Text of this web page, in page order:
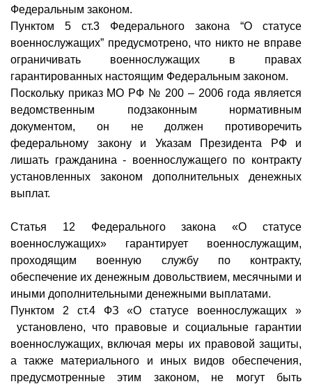
Федеральным законом.
Пунктом 5 ст.3 Федерального закона “О статусе
военнослужащих” предусмотрено, что никто не вправе
ограничивать военнослужащих в правах
гарантированных настоящим Федеральным законом.
Поскольку приказ МО РФ № 200 – 2006 года является
ведомственным подзаконным нормативным
документом, он не должен противоречить
федеральному закону и Указам Президента РФ и
лишать гражданина - военнослужащего по контракту
установленных законом дополнительных денежных
выплат.
Статья 12 Федерального закона «О статусе
военнослужащих» гарантирует военнослужащим,
проходящим военную службу по контракту,
обеспечение их денежным довольствием, месячными и
иными дополнительными денежными выплатами.
Пунктом 2 ст.4 ФЗ «О статусе военнослужащих »
установлено, что правовые и социальные гарантии
военнослужащих, включая меры их правовой защиты,
а также материального и иных видов обеспечения,
предусмотренные этим законом, не могут быть